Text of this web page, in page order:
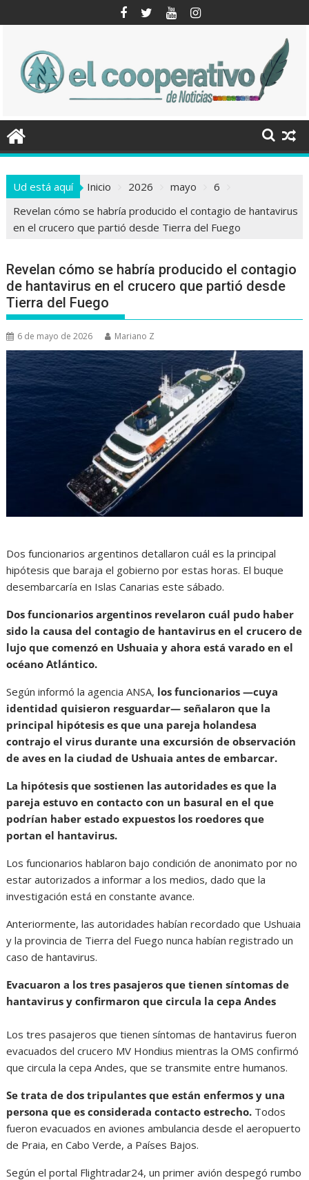
al
Ud está aquí Inicio 2026 mayo
6
Revelan cómo se habría producido el contagio de hantavirus
en el crucero que partió desde Tierra del Fuego
Revelan cómo se habría producido el contagio
de hantavirus en el crucero que partió desde
Tierra del Fuego
6 de mayo de 2026 Mariano Z
Dos funcionarios argentinos detallaron cuál es la principal
hipótesis que baraja el gobierno por estas horas. El buque
desembarcaría en Islas Canarias este sábado.
Dos funcionarios argentinos revelaron cuál pudo haber
sido la causa del contagio de hantavirus en el crucero de
lujo que comenzó en Ushuaia y ahora está varado en el
océano Atlántico.
Según informó la agencia ANSA, los funcionarios —cuya
identidad quisieron resguardar— señalaron que la
principal hipótesis es que una pareja holandesa
contrajo el virus durante una excursión de observación
de aves en la ciudad de Ushuaia antes de embarcar.
La hipótesis que sostienen las autoridades es que la
pareja estuvo en contacto con un basural en el que
podrían haber estado expuestos los roedores que
portan el hantavirus.
Los funcionarios hablaron bajo condición de anonimato por no
estar autorizados a informar a los medios, dado que la
investigación está en constante avance.
Anteriormente, las autoridades habían recordado que Ushuaia
y la provincia de Tierra del Fuego nunca habían registrado un
caso de hantavirus.
Evacuaron a los tres pasajeros que tienen síntomas de
hantavirus y confirmaron que circula la cepa Andes
Los tres pasajeros que tienen síntomas de hantavirus fueron
evacuados del crucero MV Hondius mientras la OMS confirmó
que circula la cepa Andes, que se transmite entre humanos.
Se trata de dos tripulantes que están enfermos y una
persona que es considerada contacto estrecho. Todos
fueron evacuados en aviones ambulancia desde el aeropuerto
de Praia, en Cabo Verde, a Países Bajos.
Según el portal Flightradar24, un primer avión despegó rumbo